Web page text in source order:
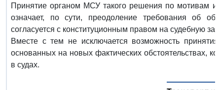
Принятие органом МСУ такого решения по мотивам
означает, по сути, преодоление требования об
согласуется с конституционным правом на судебную
Вместе с тем не исключается возможность
основанных на новых фактических обстоятельствах,
в судах.